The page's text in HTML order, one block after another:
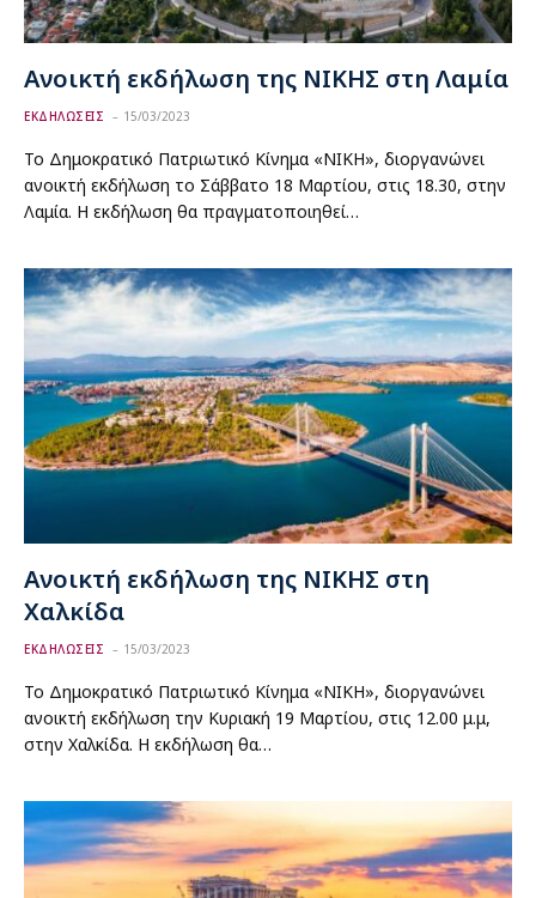
Ανοικτή εκδήλωση της ΝΙΚΗΣ στη Λαμία
ΕΚΔΗΛΩΣΕΙΣ 15/03/2023
Το Δημοκρατικό Πατριωτικό Κίνημα «ΝΙΚΗ», διοργανώνει
ανοικτή εκδήλωση το Σάββατο 18 Μαρτίου, στις 18.30, στην
Λαμία. Η εκδήλωση θα πραγματοποιηθεί…
Ανοικτή εκδήλωση της ΝΙΚΗΣ στη
Χαλκίδα
ΕΚΔΗΛΩΣΕΙΣ 15/03/2023
Το Δημοκρατικό Πατριωτικό Κίνημα «ΝΙΚΗ», διοργανώνει
ανοικτή εκδήλωση την Κυριακή 19 Μαρτίου, στις 12.00 μ.μ,
στην Χαλκίδα. Η εκδήλωση θα…